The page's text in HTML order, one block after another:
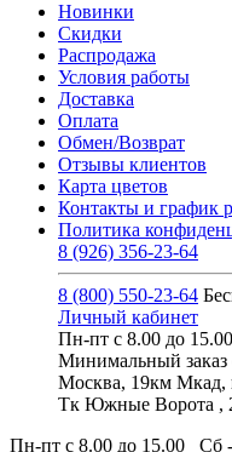
Новинки
Скидки
Распродажа
Условия работы
Доставка
Оплата
Обмен/Возврат
Отзывы клиентов
Карта цветов
Контакты и график
Политика
8 (926) 356-23-64
8 (800) 550-23-64
Личный кабинет
Пн-пт с 8.00 до
Минимальный заказ
Москва, 19км Мкад,
Тк Южные Ворота ,
Пн-пт с 8.00 до 15.00 Сб